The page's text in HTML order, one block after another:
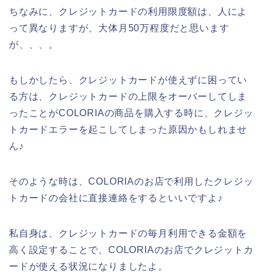
ちなみに、クレジットカードの利用限度額は、人によ
って異なりますが、大体月50万程度だと思います
が、、、。
もしかしたら、クレジットカードが使えずに困ってい
る方は、クレジットカードの上限をオーバーしてしま
ったことがCOLORIAの商品を購入する時に、クレジッ
トカードエラーを起こしてしまった原因かもしれませ
ん♪
そのような時は、COLORIAのお店で利用したクレジッ
トカードの会社に直接連絡をするといいですよ♪
私自身は、クレジットカードの毎月利用できる金額を
高く設定することで、COLORIAのお店でクレジットカ
ードが使える状況になりましたよ。